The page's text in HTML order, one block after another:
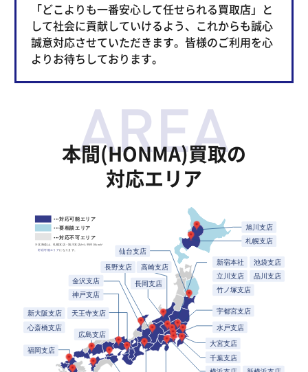
「どこよりも一番安心して任せられる買取店」と
して社会に貢献していけるよう、これからも誠心
誠意対応させていただきます。皆様のご利用を心
よりお待ちしております。
本間(HONMA)買取の
対応エリア